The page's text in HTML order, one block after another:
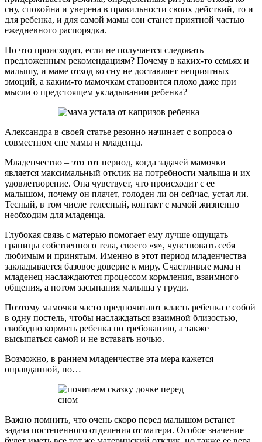
сну, спокойна и уверена в правильности своих действий, то и
для ребенка, и для самой мамы сон станет приятной частью
ежедневного распорядка.
Но что происходит, если не получается следовать
предложенным рекомендациям? Почему в каких-то семьях и
малышу, и маме отход ко сну не доставляет неприятных
эмоций, а каким-то мамочкам становится плохо даже при
мысли о предстоящем укладывании ребенка?
Александра в своей статье резонно начинает с вопроса о
совместном сне мамы и младенца.
Младенчество – это тот период, когда задачей мамочки
является максимальный отклик на потребности малыша и их
удовлетворение. Она чувствует, что происходит с ее
малышом, почему он плачет, голоден ли он сейчас, устал ли.
Тесный, в том числе телесный, контакт с мамой жизненно
необходим для младенца.
Глубокая связь с матерью помогает ему лучше ощущать
границы собственного тела, своего «я», чувствовать себя
любимым и принятым. Именно в этот период младенчества
закладывается базовое доверие к миру. Счастливые мама и
младенец наслаждаются процессом кормления, взаимного
общения, а потом засыпания малыша у груди.
Поэтому мамочки часто предпочитают класть ребенка с собой
в одну постель, чтобы наслаждаться взаимной близостью,
свободно кормить ребенка по требованию, а также
высыпаться самой и не вставать ночью.
Возможно, в раннем младенчестве эта мера кажется
оправданной, но…
Важно помнить, что очень скоро перед малышом встанет
задача постепенного отделения от матери. Особое значение